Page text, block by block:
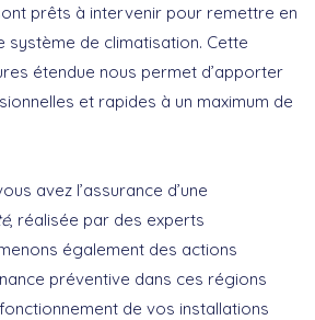
prêts à intervenir pour remettre en
système de climatisation. Cette
étendue nous permet d’apporter
et rapides à un maximum de
avez l’assurance d’une
, réalisée par des experts
également des actions
préventive dans ces régions
de vos installations